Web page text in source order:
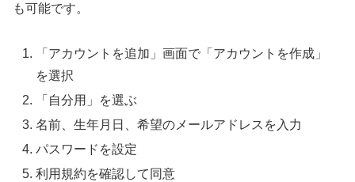
も可能です。
「アカウントを追加」画面で「アカウントを作成」
を選択
「自分用」を選ぶ
名前、生年月日、希望のメールアドレスを入力
パスワードを設定
利用規約を確認して同意